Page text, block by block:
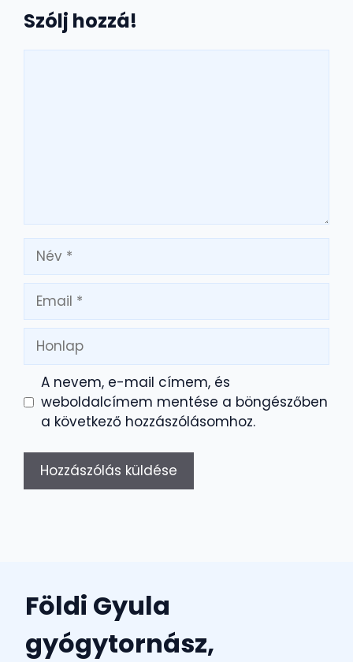
Szólj hozzá!
Név
Email
Honlap
A nevem, e-mail címem, és
weboldalcímem mentése a böngészőben
a következő hozzászólásomhoz.
Földi Gyula
gyógytornász,